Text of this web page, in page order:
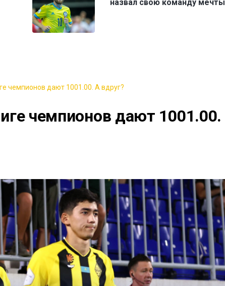
назвал свою команду мечты
чемпионов дают 1001.00. А вдруг?
чемпионов дают 1001.00.